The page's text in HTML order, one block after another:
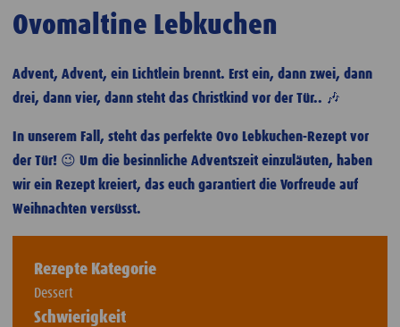
Ovomaltine Lebkuchen
Advent, Advent, ein Lichtlein brennt. Erst ein, dann zwei, dann
drei, dann vier, dann steht das Christkind vor der Tür.. 🎶
In unserem Fall, steht das perfekte Ovo Lebkuchen-Rezept vor
der Tür! 😉 Um die besinnliche Adventszeit einzuläuten, haben
wir ein Rezept kreiert, das euch garantiert die Vorfreude auf
Weihnachten versüsst.
Rezepte Kategorie
Dessert
Schwierigkeit